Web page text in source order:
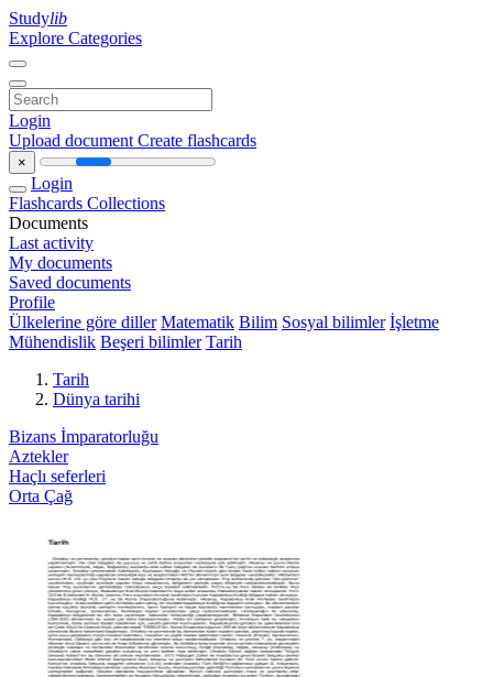
Studylib
Explore Categories
Login
Upload document Create flashcards
×
Login
Flashcards Collections
Documents
Last activity
My documents
Saved documents
Profile
Ülkelerine göre diller Matematik Bilim Sosyal bilimler İşletme
Mühendislik Beşeri bilimler Tarih
Tarih
Dünya tarihi
Bizans İmparatorluğu
Aztekler
Haçlı seferleri
Orta Çağ